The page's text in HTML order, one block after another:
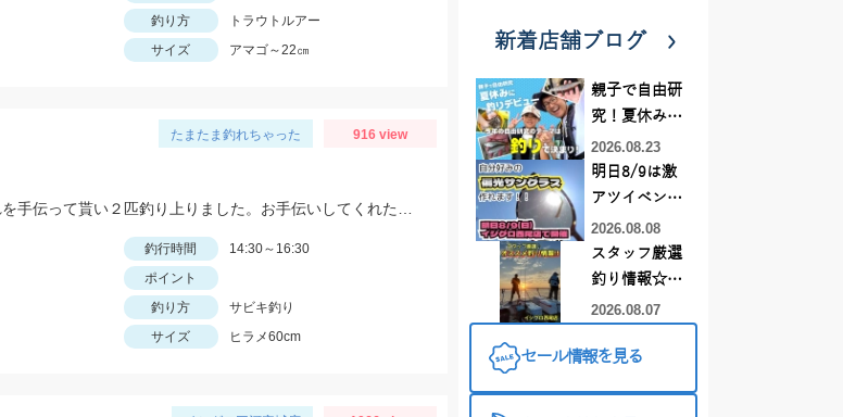
釣り方
トラウトルアー
サイズ アマゴ～22㎝
たまたま釣れちゃった 916 view
釣行時間
14:30～16:30
ポイント
釣り方
サビキ釣り
サイズ ヒラメ60cm
新着店舗ブログ
親子で自由研
究！夏休みに
釣りデビュー
2026.08.23
明日8/9は激
アツイベント
日！！！～オ
ーダー偏光グ
ラス受注会～
2026.08.08
スタッフ厳選
釣り情報☆彡
連休は何釣り
♪【イシグロ
2026.08.07
セール情報を見る